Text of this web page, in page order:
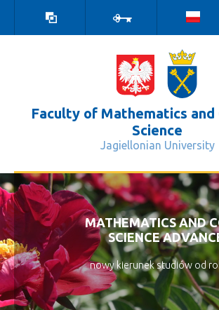
contrast
version
Faculty of Mathematics and
Science
Jagiellonian University
Pierwsze kroki -
MATHEMATICS AND
SCIENCE
nowy kierunek studiów od